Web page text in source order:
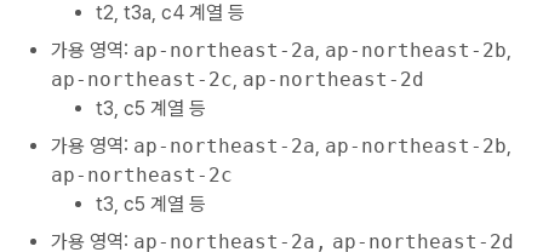
t2, t3a, c4 계열 등
가용 영역: ap-northeast-2a, ap-northeast-2b,
ap-northeast-2c, ap-northeast-2d
t3, c5 계열 등
가용 영역: ap-northeast-2a, ap-northeast-2b,
ap-northeast-2c
t3, c5 계열 등
가용 영역: ap-northeast-2a, ap-northeast-2d